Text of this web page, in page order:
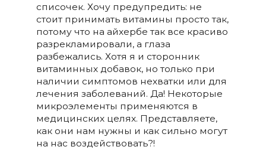
списочек. Хочу предупредить: не
стоит принимать витамины просто так,
потому что на айхербе так все красиво
разрекламировали, а глаза
разбежались. Хотя я и сторонник
витаминных добавок, но только при
наличии симптомов нехватки или для
лечения заболеваний. Да! Некоторые
микроэлементы применяются в
медицинских целях. Представляете,
как они нам нужны и как сильно могут
на нас воздействовать?!